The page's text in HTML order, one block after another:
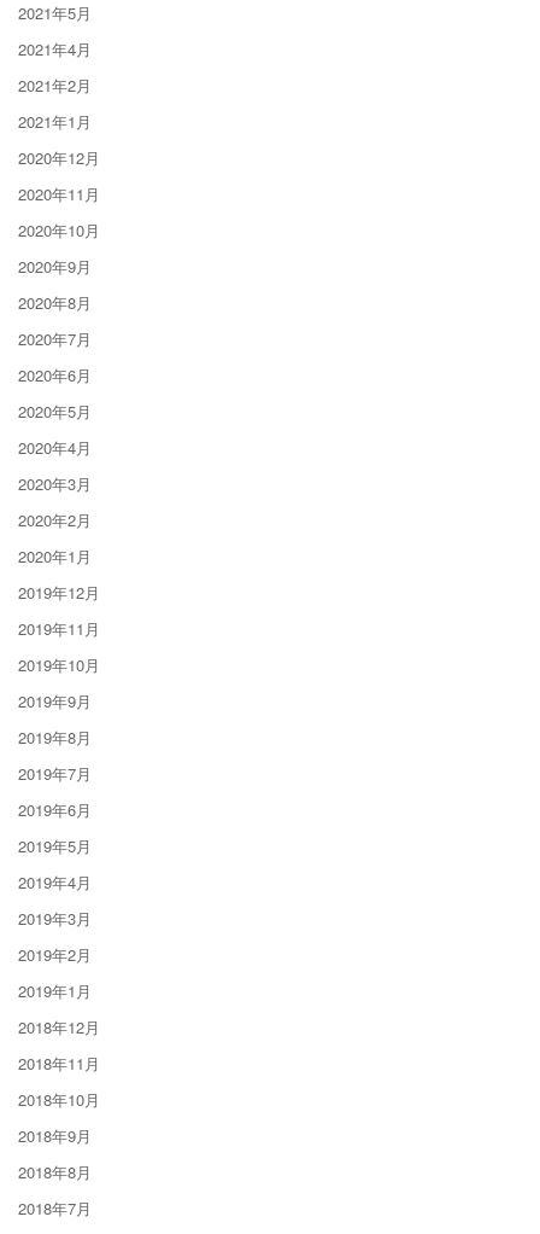
2021年5月
2021年4月
2021年2月
2021年1月
2020年12月
2020年11月
2020年10月
2020年9月
2020年8月
2020年7月
2020年6月
2020年5月
2020年4月
2020年3月
2020年2月
2020年1月
2019年12月
2019年11月
2019年10月
2019年9月
2019年8月
2019年7月
2019年6月
2019年5月
2019年4月
2019年3月
2019年2月
2019年1月
2018年12月
2018年11月
2018年10月
2018年9月
2018年8月
2018年7月